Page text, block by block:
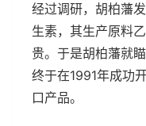
经过调研，胡柏藩
生素，其生产原料
贵。于是胡柏藩就
终于在1991年成功
口产品。